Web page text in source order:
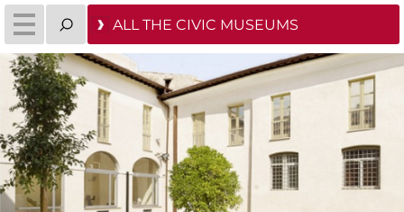
ALL THE CIVIC MUSEUMS